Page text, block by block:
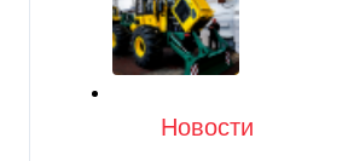
Категория
Новости